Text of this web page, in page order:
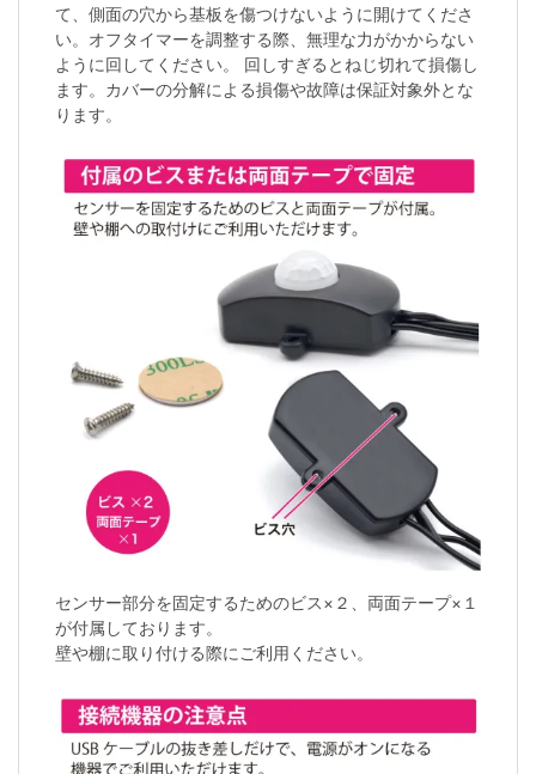
て、側面の穴から基板を傷つけないように開けてくださ
い。オフタイマーを調整する際、無理な力がかからない
ように回してください。 回しすぎるとねじ切れて損傷し
ます。カバーの分解による損傷や故障は保証対象外とな
ります。
センサー部分を固定するためのビス×２、両面テープ×１
が付属しております。
壁や棚に取り付ける際にご利用ください。